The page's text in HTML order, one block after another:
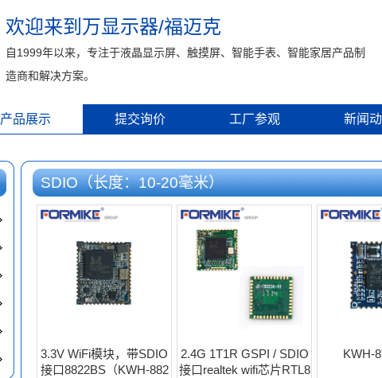
欢迎来到万显示器/福迈克
自1999年以来，专注于液晶显示屏、触摸屏、智能手表、智能家居产品制
造商和解决方案。
产品展示 提交询价 工厂参观 新闻
SDIO（长度：10-20毫米）
3.3V WiFi模块，带SDIO
接口8822BS（KWH-882
2.4G 1T1R GSPI / SDIO
接口realtek wifi芯片RTL8
KWH-